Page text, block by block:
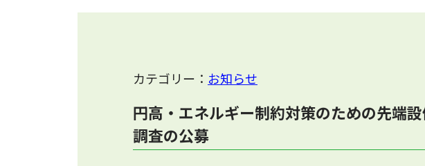
カテゴリー： お知らせ
円高・エネルギー制約対策のための先端
調査の公募